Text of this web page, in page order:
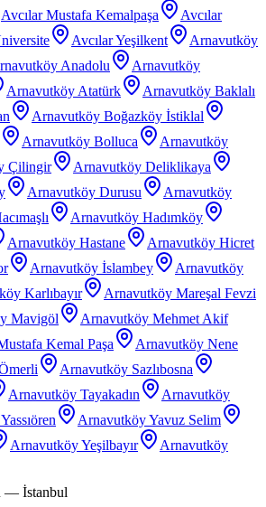
Avcılar Mustafa Kemalpaşa
Avcılar
Avcılar Yeşilkent
Arnavutköy
Anadolu
Arnavutköy
Arnavutköy Atatürk
Arnavutköy Baklalı
Arnavutköy Boğazköy İstiklal
Arnavutköy Bolluca
Arnavutköy
Çilingir
Arnavutköy Deliklikaya
Arnavutköy Durusu
Arnavutköy
Arnavutköy Hadımköy
Arnavutköy Hastane
Arnavutköy Hicret
Arnavutköy İslambey
Arnavutköy
Karlıbayır
Arnavutköy Mareşal Fevzi
Mavigöl
Arnavutköy Mehmet Akif
Kemal Paşa
Arnavutköy Nene
Arnavutköy Sazlıbosna
Arnavutköy Tayakadın
Arnavutköy
Arnavutköy Yavuz Selim
Arnavutköy Yeşilbayır
Arnavutköy
— İstanbul